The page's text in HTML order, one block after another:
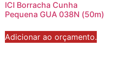
ICI Borracha Cunha
Pequena GUA 038N (50m)
Adicionar ao orçamento.